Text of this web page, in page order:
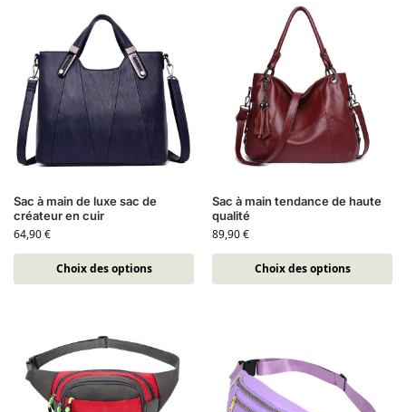
Sac à main de luxe sac de
créateur en cuir
64,90€
Choix des options
Sac à main tendance de haute
qualité
89,90€
Choix des options